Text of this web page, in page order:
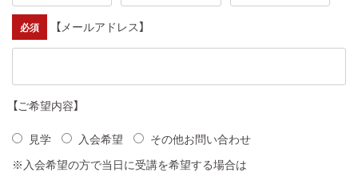
必須 【メールアドレス】
【ご希望内容】
見学 入会希望
その他お問い合わせ
※入会希望の方で当日に受講を希望する場合は